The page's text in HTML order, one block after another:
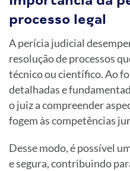
processo legal
A perícia judicial
resolução de processos
técnico ou científico. Ao
detalhadas e
o juiz a compreender
fogem às competências
Desse modo, é possível
e segura, contribuindo